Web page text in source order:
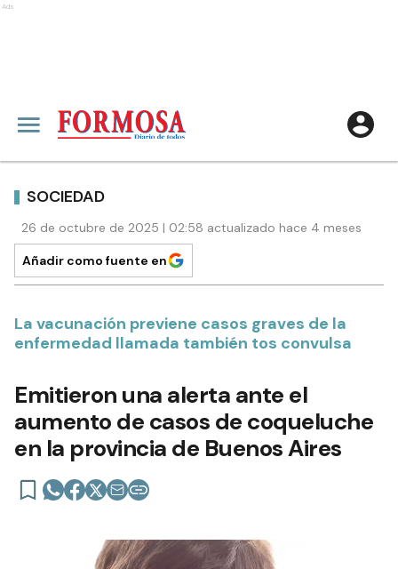
Ads
SOCIEDAD
26 de octubre de 2025 | 02:58 actualizado hace 4 meses
Añadir como fuente en
La vacunación previene casos graves de la
enfermedad llamada también tos convulsa
Emitieron una alerta ante el
aumento de casos de coqueluche
en la provincia de Buenos Aires